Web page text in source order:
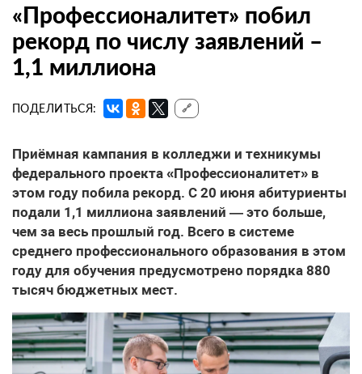
«Профессионалитет» побил
рекорд по числу заявлений –
1,1 миллиона
ПОДЕЛИТЬСЯ: 🔗
Приёмная кампания в колледжи и техникумы
федерального проекта «Профессионалитет» в
этом году побила рекорд. С 20 июня абитуриенты
подали 1,1 миллиона заявлений — это больше,
чем за весь прошлый год. Всего в системе
среднего профессионального образования в этом
году для обучения предусмотрено порядка 880
тысяч бюджетных мест.